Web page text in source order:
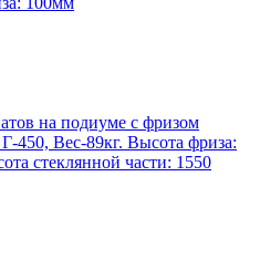
на подиуме с фризом
Вес-89кг. Высота фриза:
стеклянной части: 1550